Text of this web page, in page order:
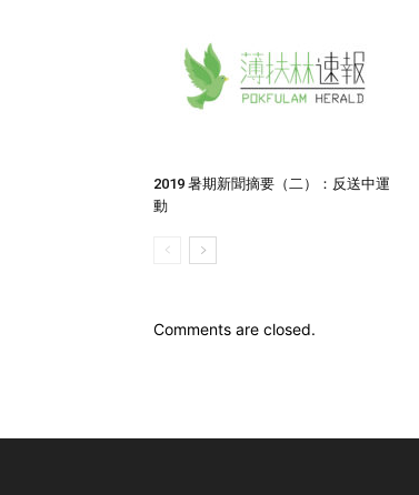
2019 暑期新聞摘要（二）：反送中運
動
Comments are closed.